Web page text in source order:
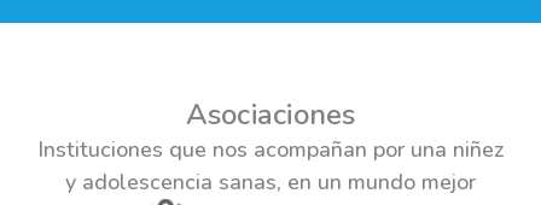
Asociaciones
Instituciones que nos acompañan por una niñez
y adolescencia sanas, en un mundo mejor